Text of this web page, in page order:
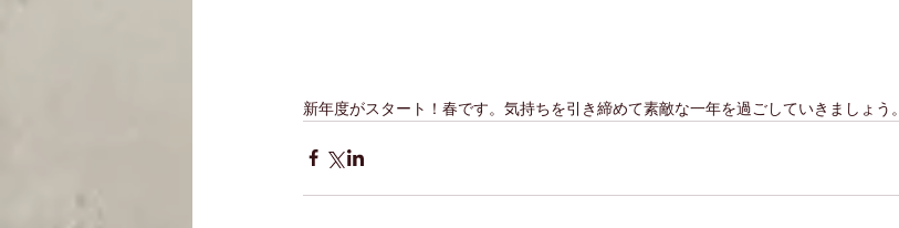
新年度がスタート！春です。気持ちを引き締めて素敵な一年を過ごしていきましょう。